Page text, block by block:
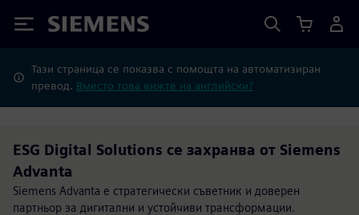
Siemens
Тази страница се показва с помощта на автоматизиран
превод. Вместо това вижте на английски?
ESG Digital Solutions се захранва от Siemens
Advanta
Siemens Advanta е стратегически съветник и доверен
партньор за дигитални и устойчиви трансформации.